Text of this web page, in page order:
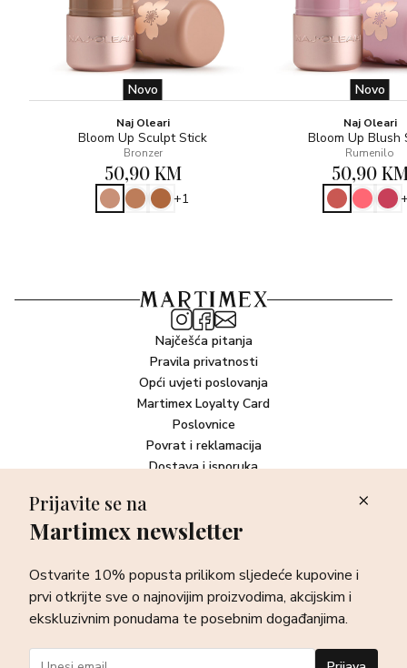
Novo
Naj Oleari
Bloom Up Sculpt Stick
Bronzer
50,90 KM
+1
Novo
Naj Oleari
Bloom Up Blush
Rumenilo
50,90
Najčešća pitanja
Pravila privatnosti
Opći uvjeti poslovanja
Martimex Loyalty Card
Poslovnice
Povrat i reklamacija
Dostava i isporuka
Newsletter
sve o najnovijim proizvodima, akcijskim i ekskluzivnim
ponudama te posebnim događanjima.
Prijava
Prijavite se na
Martimex newsletter
Ostvarite 10% popusta prilikom sljedeće kupovine i
prvi otkrijte sve o najnovijim proizvodima, akcijskim i
ekskluzivnim ponudama te posebnim događanjima.